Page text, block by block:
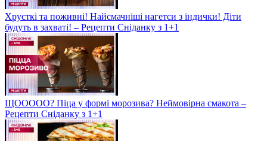
Хрусткі та поживні! Найсмачніші нагетси з індички! Діти
будуть в захваті! – Рецепти Сніданку з 1+1
ЩООООО? Піца у формі морозива? Неймовірна смакота –
Рецепти Сніданку з 1+1